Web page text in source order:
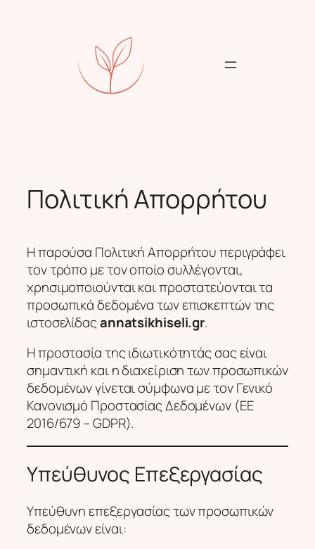
Πολιτική Απορρήτου
Η παρούσα Πολιτική Απορρήτου περιγράφει
τον τρόπο με τον οποίο συλλέγονται,
χρησιμοποιούνται και προστατεύονται τα
προσωπικά δεδομένα των επισκεπτών της
ιστοσελίδαςannatsikhiseli.gr.
Η προστασία της ιδιωτικότητάς σας είναι
σημαντική και η διαχείριση των προσωπικών
δεδομένων γίνεται σύμφωνα με τον Γενικό
Κανονισμό Προστασίας Δεδομένων (ΕΕ
2016/679 – GDPR).
Υπεύθυνος Επεξεργασίας
Υπεύθυνη επεξεργασίας των προσωπικών
δεδομένων είναι: